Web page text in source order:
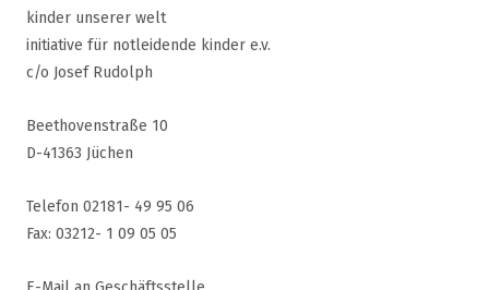
kinder unserer welt
initiative für notleidende kinder e.v.
c/o Josef Rudolph
Beethovenstraße 10
D-41363 Jüchen
Telefon 02181- 49 95 06
Fax: 03212- 1 09 05 05